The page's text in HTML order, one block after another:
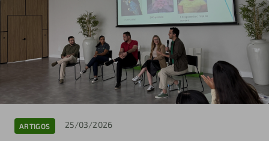
ARTIGOS 25/03/2026